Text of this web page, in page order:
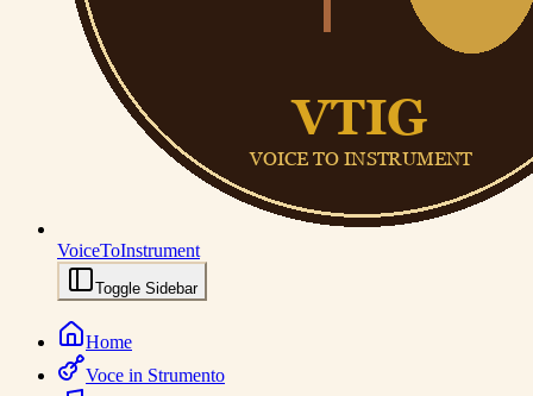
VoiceToInstrument
Toggle Sidebar
Home
Voce in Strumento